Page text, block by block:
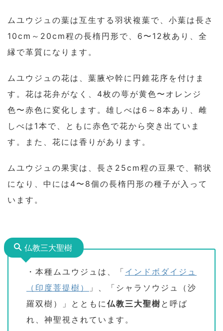
ムユウジュの葉は互生する羽状複葉で、小葉は長さ
10cm～20cm程の長楕円形で、6〜12枚あり、全
縁で革質になります。
ムユウジュの花は、葉腋や幹に円錐花序を付けま
す。花は花弁がなく、4枚の萼が黄色〜オレンジ
色〜赤色に変化します。雄しべは6～8本あり、雌
しべは1本で、ともに赤色で花から突き出ていま
す。また、花には香りがあります。
ムユウジュの果実は、長さ25cm程の豆果で、鞘状
になり、中には4〜8個の長楕円形の種子が入って
います。
仏教三大聖樹
・本種ムユウジュは、「 インドボダイジュ
（印度菩提樹）
」、「シャラソウジュ（沙
羅双樹）」とともに仏教三大聖樹 と呼ば
れ、神聖視されています。